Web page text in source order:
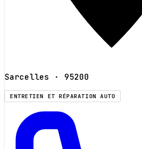
Sarcelles · 95200
ENTRETIEN ET RÉPARATION AUTO